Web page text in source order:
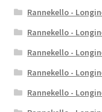
Rannekello -
Rannekello -
Rannekello -
Rannekello -
Rannekello -